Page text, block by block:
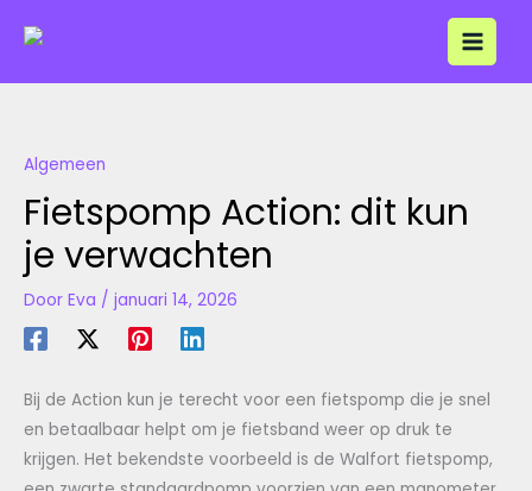
naar
Algemeen
Fietspomp Action: dit kun
je verwachten
Door Eva / januari 14, 2026
Bij de Action kun je terecht voor een fietspomp die je snel
en betaalbaar helpt om je fietsband weer op druk te
krijgen. Het bekendste voorbeeld is de Walfort fietspomp,